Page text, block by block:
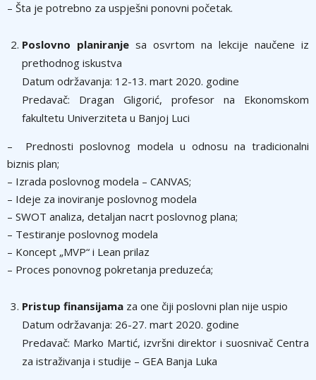
– Šta je potrebno za uspješni ponovni početak.
Poslovno planiranje sa osvrtom na lekcije naučene iz
prethodnog iskustva
Datum održavanja: 12-13. mart 2020. godine
Predavač: Dragan Gligorić, profesor na Ekonomskom
fakultetu Univerziteta u Banjoj Luci
– Prednosti poslovnog modela u odnosu na tradicionalni
biznis plan;
– Izrada poslovnog modela – CANVAS;
– Ideje za inoviranje poslovnog modela
– SWOT analiza, detaljan nacrt poslovnog plana;
– Testiranje poslovnog modela
– Koncept „MVP“ i Lean prilaz
– Proces ponovnog pokretanja preduzeća;
Pristup finansijama za one čiji poslovni plan nije uspio
Datum održavanja: 26-27. mart 2020. godine
Predavač: Marko Martić, izvršni direktor i suosnivač Centra
za istraživanja i studije – GEA Banja Luka